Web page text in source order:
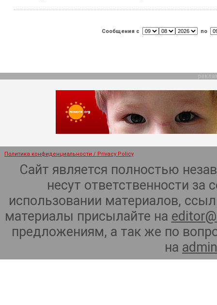
Сообщения с по
Политика конфиденциальности / Privacy Policy
Сайт является полностью
несут ответственности
использовании материалов,
материалы присылайте на
предложениям, а так же по
на